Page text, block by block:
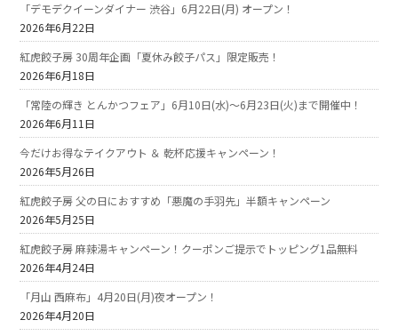
「デモデクイーンダイナー 渋谷」6月22日(月) オープン！
2026年6月22日
紅虎餃子房 30周年企画「夏休み餃子パス」限定販売！
2026年6月18日
「常陸の輝き とんかつフェア」6月10日(水)～6月23日(火)まで開催中！
2026年6月11日
今だけお得なテイクアウト ＆ 乾杯応援キャンペーン！
2026年5月26日
紅虎餃子房 父の日におすすめ「悪魔の手羽先」半額キャンペーン
2026年5月25日
紅虎餃子房 麻辣湯キャンペーン！クーポンご提示でトッピング1品無料
2026年4月24日
「月山 西麻布」4月20日(月)夜オープン！
2026年4月20日